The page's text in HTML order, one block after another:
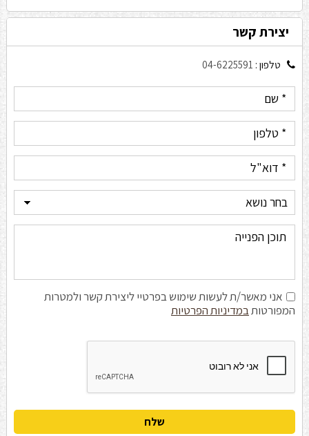
יצירת קשר
טלפון : 04-6225591
אני מאשר/ת לעשות שימוש בפרטיי ליצירת קשר ולמטרות
המפורטותבמדיניות הפרטיות